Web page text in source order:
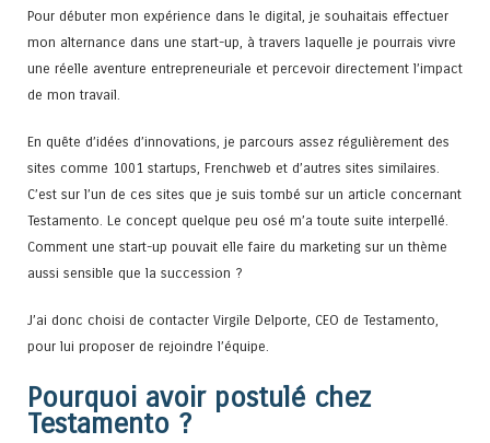
Pour débuter mon expérience dans le digital, je souhaitais effectuer
mon alternance dans une start-up, à travers laquelle je pourrais vivre
une réelle aventure entrepreneuriale et percevoir directement l’impact
de mon travail.
En quête d’idées d’innovations, je parcours assez régulièrement des
sites comme 1001 startups, Frenchweb et d’autres sites similaires.
C’est sur l’un de ces sites que je suis tombé sur un article concernant
Testamento. Le concept quelque peu osé m’a toute suite interpellé.
Comment une start-up pouvait elle faire du marketing sur un thème
aussi sensible que la succession ?
J’ai donc choisi de contacter Virgile Delporte, CEO de Testamento,
pour lui proposer de rejoindre l’équipe.
Pourquoi avoir postulé chez
Testamento ?